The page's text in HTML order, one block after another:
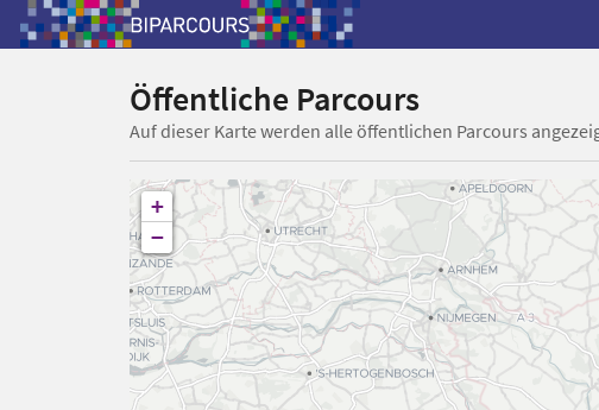
Öffentliche Parcours
Auf dieser Karte werden alle öffentlichen Parcours
+
−